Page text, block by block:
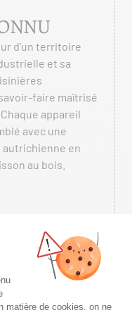
d’un territoire
et sa
faire maîtrisé
appareil
avec une
autrichienne en
au bois.
gestion des flux
énergétiques.
du four, la